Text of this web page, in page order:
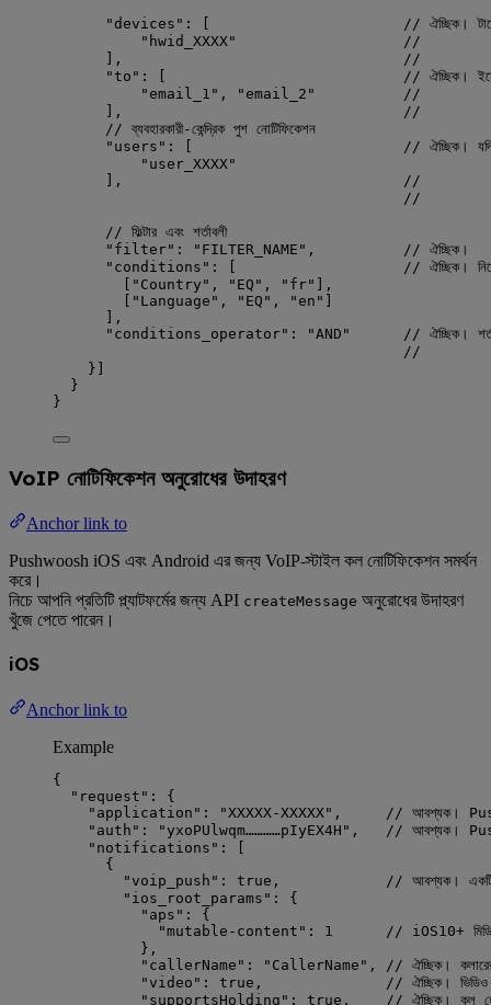
"devices" : [ // ঐচ্ছিক।
" hwid_XXXX"
//
], //           যদি
"to" : [ // ঐচ্ছিক।
" email_1 " , " email_2 "
//
], //
// ব্যবহারকারী-কেন্দ্রিক পুশ নোটিফিকেশন
"users" : [ // ঐচ্ছিক। যদি
" user_XXXX"
], //
//
// ফিল্টার এবং শর্তাবলী
"filter" : " FILTER_NAME " , // ঐচ্ছিক।
"conditions" : [ // ঐচ্ছিক।
" Country " , " EQ " , " fr"
],
" Language " , " EQ " , " en "
],
"conditions_operator" : "AND "
// ঐচ্ছিক।
//
}]
}
}
VoIP নোটিফিকেশন অনুরোধের উদাহরণ
Anchor link to
Pushwoosh iOS এবং Android এর জন্য VoIP-স্টাইল কল নোটিফিকেশন সমর্থন
করে।
নিচে আপনি প্রতিটি প্ল্যাটফর্মের জন্য API createMessage অনুরোধের উদাহরণ
খুঁজে পেতে পারেন।
iOS
Anchor link to
Example
{
"request" : {
"application" : "XXXXX-XXXXX" , // আবশ্যক।
"auth" : " yxoPUlwqm…………pIyEX4H " , // আবশ্যক।
"notifications" : [
{
"voip_push" : true , // আবশ্যক। একটি
"ios_root_params" : {
"aps" : {
"mutable-content" : 1
// iOS10+
},
"callerName" : " CallerName " , // ঐচ্ছিক।
"video" : true , // ঐচ্ছিক। ভিডিও
"supportsHolding" : true , // ঐচ্ছিক। কল